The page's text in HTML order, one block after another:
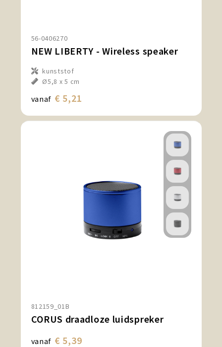
56-0406270
NEW LIBERTY - Wireless speaker
kunststof
Ø5,8 x 5 cm
vanaf € 5,21
812159_01B
CORUS draadloze luidspreker
vanaf € 5,39